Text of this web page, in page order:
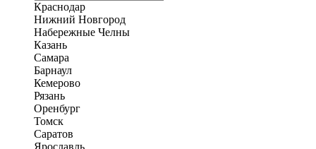
Краснодар
Нижний Новгород
Набережные Челны
Казань
Самара
Барнаул
Кемерово
Рязань
Оренбург
Томск
Саратов
Ярославль